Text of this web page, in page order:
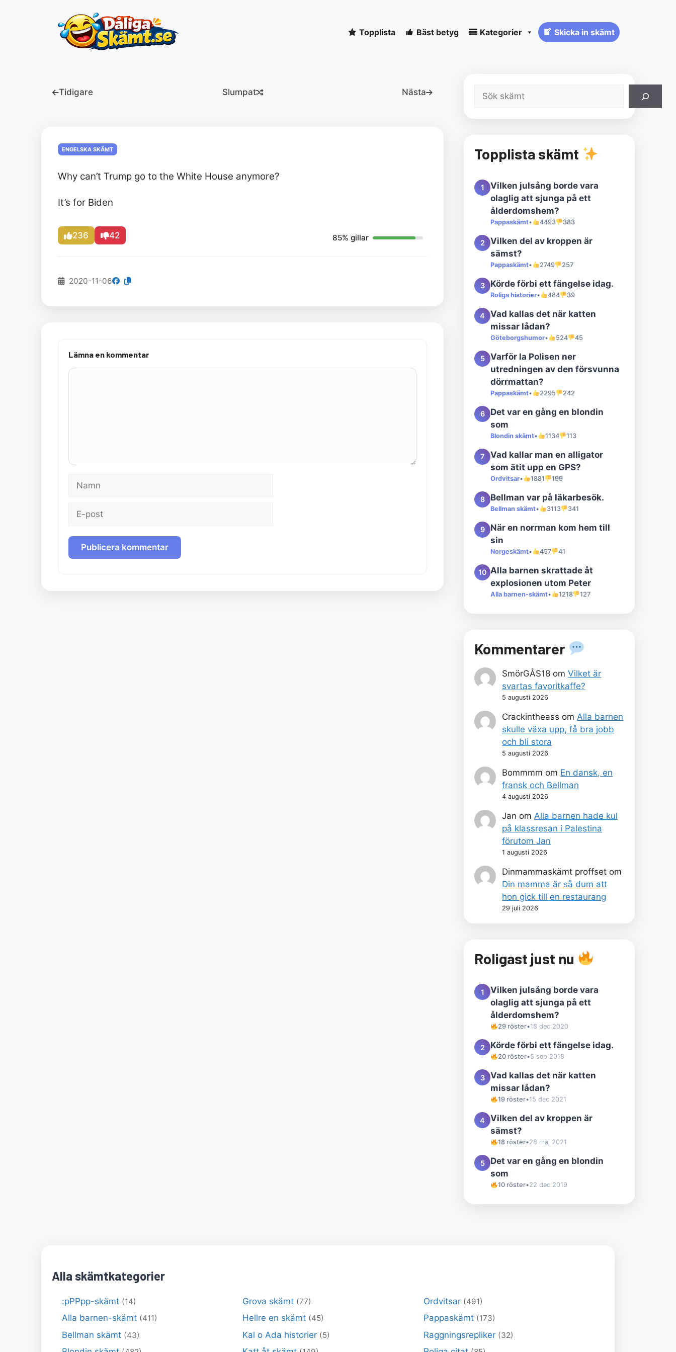
Topplista Bäst betyg Kategorier Skicka in skämt
Tidigare Slumpat Nästa
ENGELSKA SKÄMT
Why can’t Trump go to the White House anymore?
It’s for Biden
236 42 85% gillar
2020-11-06
Lämna en kommentar
Kommentar
Namn
Sök
Topplista skämt
1
Vilken julsång borde vara
olaglig att sjunga på ett
ålderdomshem?
Pappaskämt• 4493 383
2
Vilken del av kroppen är
sämst?
Pappaskämt• 2749 257
3 Körde förbi ett fängelse idag.
Roliga historier• 484 39
4
Vad kallas det när katten
missar lådan?
Göteborgshumor• 524 45
5
Varför la Polisen ner
utredningen av den försvunna
dörrmattan?
Pappaskämt• 2295 242
6
Det var en gång en blondin
som
Blondin skämt• 1134 113
7
Vad kallar man en alligator
som ätit upp en GPS?
Ordvitsar• 1881 199
8 Bellman var på läkarbesök.
Bellman skämt• 3113 341
9
När en norrman kom hem till
sin
Norgeskämt• 457 41
10 Alla barnen skrattade åt
explosionen utom Peter
Alla barnen-skämt• 1218 127
Kommentarer
SmörGÅS18 omVilket är
svartas favoritkaffe?
5 augusti 2026
Crackintheass om Alla barnen
skulle växa upp, få bra jobb
och bli stora
5 augusti 2026
Bommmm om En dansk, en
fransk och Bellman
4 augusti 2026
Jan om Alla barnen hade kul
på klassresan i Palestina
förutom Jan
1 augusti 2026
Dinmammaskämt proffset om
Din mamma är så dum att
hon gick till en restaurang
29 juli 2026
Roligast just nu
1
Vilken julsång borde vara
olaglig att sjunga på ett
ålderdomshem?
29 röster•18 dec 2020
2 Körde förbi ett fängelse idag.
20 röster•5 sep 2018
3
Vad kallas det när katten
missar lådan?
19 röster•15 dec 2021
4
Vilken del av kroppen är
sämst?
18 röster•28 maj 2021
5
Det var en gång en blondin
som
10 röster•22 dec 2019
Alla skämtkategorier
:pPPpp-skämt (14)
Alla barnen-skämt (411)
Bellman skämt (43)
Grova skämt (77)
Hellre en skämt (45)
Kal o Ada historier (5)
Ordvitsar (491)
Pappaskämt (173)
Raggningsrepliker (32)